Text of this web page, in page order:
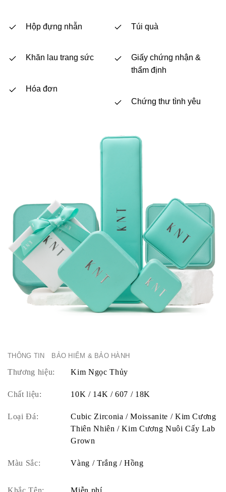
Hộp đựng nhẫn
Khăn lau trang sức
Hóa đơn
Túi quà
Giấy chứng nhận &
thẩm định
Chứng thư tình yêu
THÔNG TIN BẢO HIỂM & BẢO HÀNH
Thương hiệu: Kim Ngọc Thủy
Chất liệu: 10K / 14K / 607 / 18K
Loại Đá:
Cubic Zirconia / Moissanite / Kim Cương
Thiên Nhiên / Kim Cương Nuôi Cấy Lab
Grown
Màu Sắc: Vàng / Trắng / Hồng
Khắc Tên: Miễn phí